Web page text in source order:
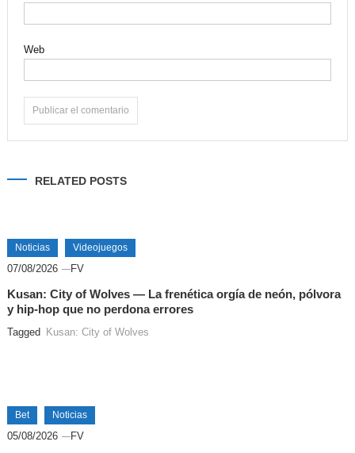
Web
RELATED POSTS
Noticias Videojuegos
07/08/2026 FV
Kusan: City of Wolves — La frenética orgía de neón, pólvora
y hip-hop que no perdona errores
Tagged Kusan: City of Wolves
Bet Noticias
05/08/2026 FV